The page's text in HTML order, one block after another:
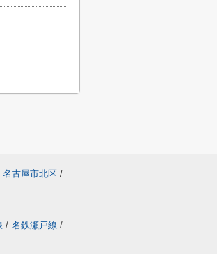
名古屋市北区 /
/ 名鉄瀬戸線 /